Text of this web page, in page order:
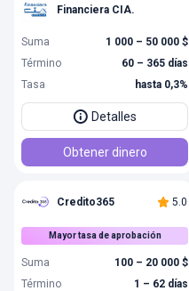
Financiera CIA.
Suma
1 000 – 50 000 $
Término
60 – 365 días
Tasa
hasta 0,3%
Detalles
Obtener dinero
Credito365 5.0
Mayor tasa de aprobación
Suma
100 – 20 000 $
Término
1 – 62 días